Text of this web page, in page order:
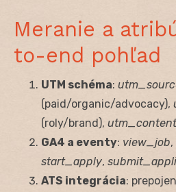
Meranie a
to-end pohľad
UTM schéma:
(paid/organic/advocacy),
(roly/brand), utm_content
GA4 a eventy: view_job,
start_apply,
ATS integrácia: